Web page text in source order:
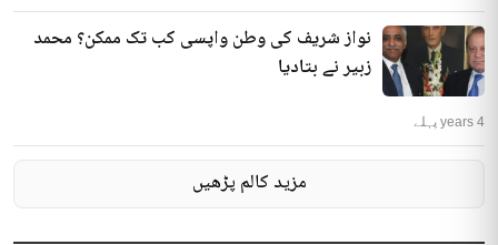
نواز شریف کی وطن واپسی کب تک ممکن؟ محمد
زبیر نے بتادیا
4 years پہلے
مزید کالم پڑھیں